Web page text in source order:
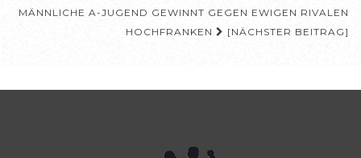
MÄNNLICHE A-JUGEND GEWINNT GEGEN EWIGEN RIVALEN
HOCHFRANKEN
[NÄCHSTER BEITRAG]